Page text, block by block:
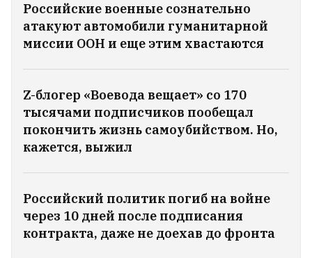
Российские военные сознательно
атакуют автомобили гуманитарной
миссии ООН и еще этим хвастаются
Z-блогер «Воевода вещает» со 170
тысячами подписчиков пообещал
покончить жизнь самоубийством. Но,
кажется, выжил
Российский политик погиб на войне
через 10 дней после подписания
контракта, даже не доехав до фронта
«У них болезнь. Они
сумасшедшие». Дональд Трамп
поиздевался над владельцами
электромобилей
7